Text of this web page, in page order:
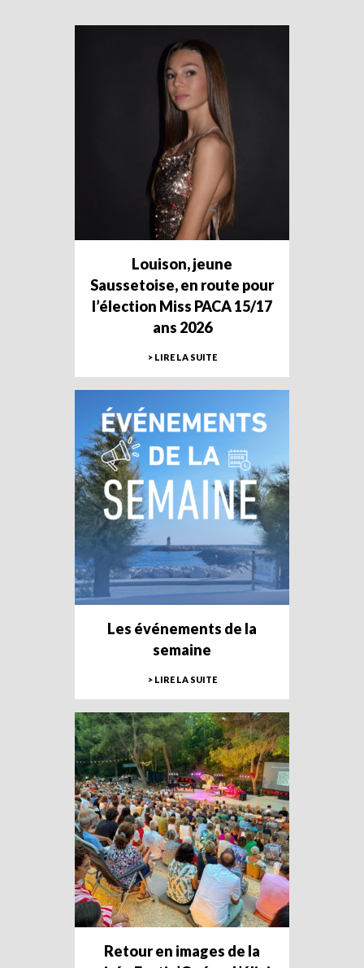
Louison, jeune
Saussetoise, en route pour
l’élection Miss PACA 15/17
ans 2026
> LIRE LA SUITE
Les événements de la
semaine
> LIRE LA SUITE
Retour en images de la